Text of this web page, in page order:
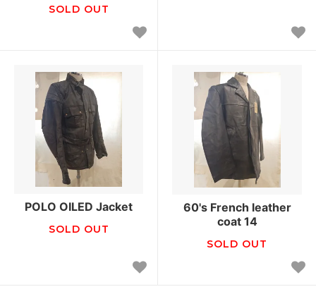
SOLD OUT
POLO OILED Jacket
SOLD OUT
60's French leather
coat 14
SOLD OUT